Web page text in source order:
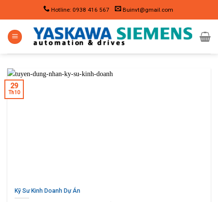
content
Hotline: 0938 416 567 Buinvt@gmail.com
Kỹ Sư Kinh Doanh Dự Án
29
Th10